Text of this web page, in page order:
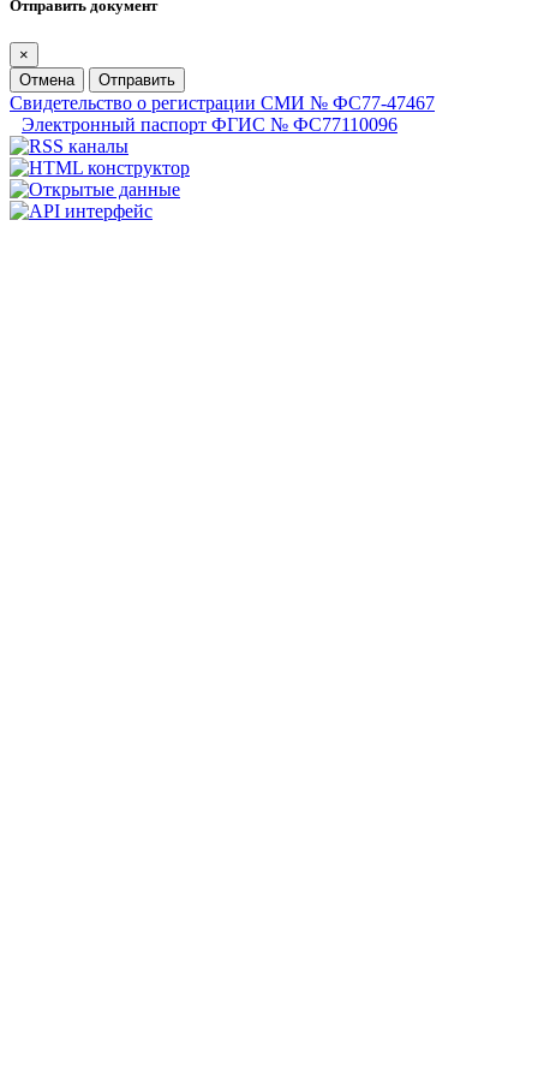
Отправить документ
×
Отмена
Отправить
Свидетельство о регистрации СМИ № ФС77-47467
Электронный паспорт ФГИС № ФС77110096